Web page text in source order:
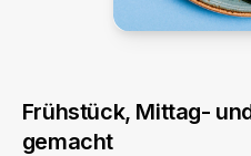
Frühstück, Mittag-
gemacht